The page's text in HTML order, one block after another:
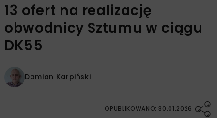
13 ofert na realizację
obwodnicy Sztumu w ciągu
DK55
Damian Karpiński
OPUBLIKOWANO: 30.01.2026